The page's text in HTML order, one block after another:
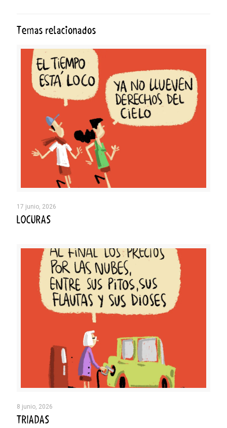
Temas relacionados
17 junio, 2026
LOCURAS
8 junio, 2026
TRIADAS